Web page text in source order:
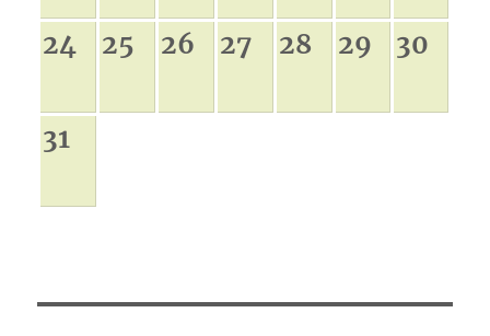
24 25 26 27 28 29 30
31